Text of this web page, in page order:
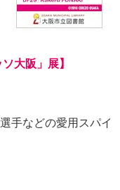
大阪」展】
手などの愛用スパイ